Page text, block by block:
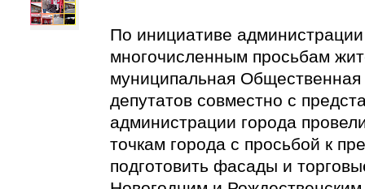
По инициативе
многочисленным просьбам
муниципальная Общественная
депутатов совместно с
администрации города
точкам города с просьбой к
подготовить фасады и